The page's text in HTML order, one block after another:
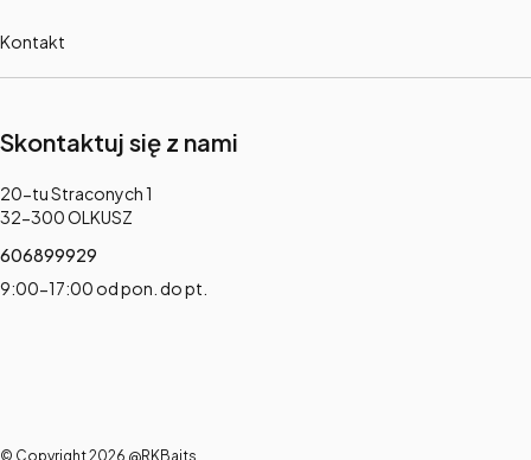
Kontakt
Skontaktuj się z nami
Adres:
20-tu Straconych 1
32-300 OLKUSZ
606899929
9:00-17:00 od pon. do pt.
© Copyright 2026 @RKBaits